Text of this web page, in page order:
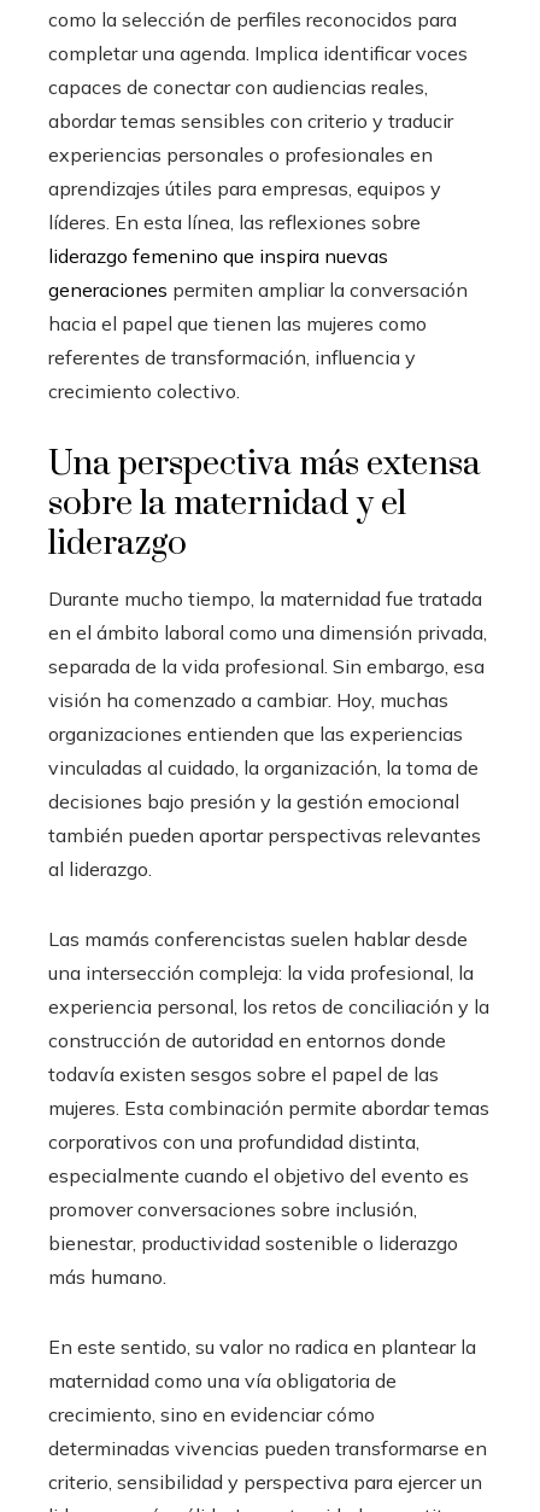
como la selección de perfiles reconocidos para
completar una agenda. Implica identificar voces
capaces de conectar con audiencias reales,
abordar temas sensibles con criterio y traducir
experiencias personales o profesionales en
aprendizajes útiles para empresas, equipos y
líderes. En esta línea, las reflexiones sobre
liderazgo femenino que inspira nuevas
generaciones permiten ampliar la conversación
hacia el papel que tienen las mujeres como
referentes de transformación, influencia y
crecimiento colectivo.
Una perspectiva más extensa
sobre la maternidad y el
liderazgo
Durante mucho tiempo, la maternidad fue tratada
en el ámbito laboral como una dimensión privada,
separada de la vida profesional. Sin embargo, esa
visión ha comenzado a cambiar. Hoy, muchas
organizaciones entienden que las experiencias
vinculadas al cuidado, la organización, la toma de
decisiones bajo presión y la gestión emocional
también pueden aportar perspectivas relevantes
al liderazgo.
Las mamás conferencistas suelen hablar desde
una intersección compleja: la vida profesional, la
experiencia personal, los retos de conciliación y la
construcción de autoridad en entornos donde
todavía existen sesgos sobre el papel de las
mujeres. Esta combinación permite abordar temas
corporativos con una profundidad distinta,
especialmente cuando el objetivo del evento es
promover conversaciones sobre inclusión,
bienestar, productividad sostenible o liderazgo
más humano.
En este sentido, su valor no radica en plantear la
maternidad como una vía obligatoria de
crecimiento, sino en evidenciar cómo
determinadas vivencias pueden transformarse en
criterio, sensibilidad y perspectiva para ejercer un